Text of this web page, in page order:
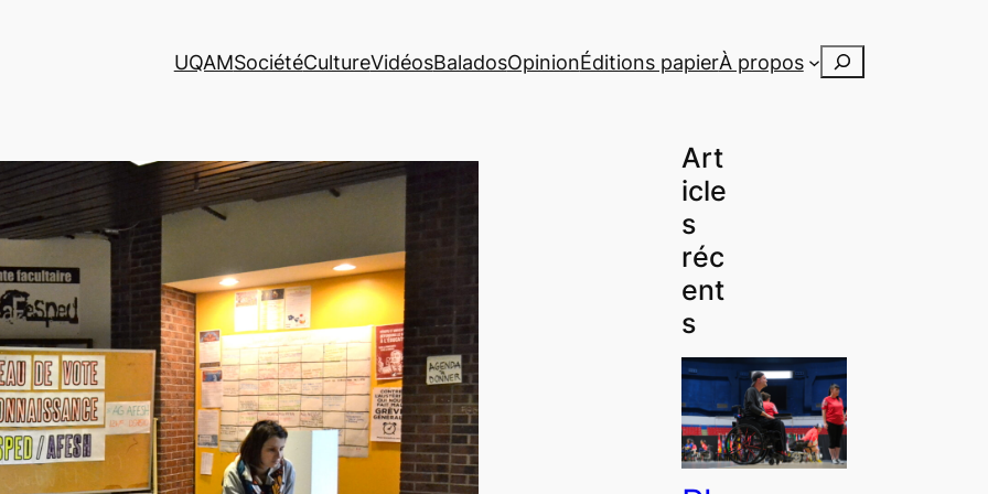
UQAMSociétéCultureVidéosBaladosOpinionÉditions papierÀ propos Rechercher
Art
icle
s
réc
ent
s